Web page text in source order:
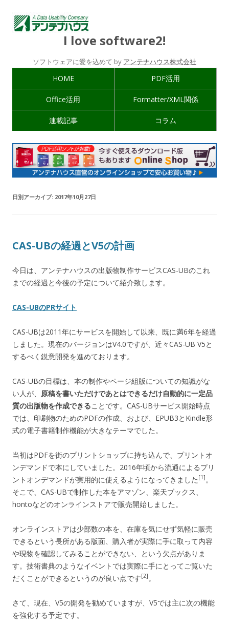
I love software2!
ソフトウェアに愛を込めて by アンテナハウス株式会社
HOME PDF活用
Office活用 Formatter/XML関係
連載記事 コラム
日別アーカイブ: 2017年10月27日
CAS-UBの経過とV5の計画
今日は、アンテナハウスの出版物制作サービスCAS-UBのこれ
までの経過と今後の予定について紹介致します。
CAS-UBのPRサイト
CAS-UBは2011年にサービスを開始して以来、既に満6年を経過
しました。現在のバージョンはV4.0ですが、近々CAS-UB V5と
するべく鋭意開発を進めております。
CAS-UBの目標は、本の制作やページ組版についての知識がな
い人が、
原稿を書いただけであとはできるだけ自動的に一定品
質の出版物を作成できることです。CAS-UBサービス開始時点
では、印刷物のためのPDFの作成、および、EPUB3とKindle形
式の電子書籍制作機能が大きなテーマでした。
当初はPDFを街のプリントショップに持ち込んで、プリントオ
ンデマンドで本にしていました。2016年頃から流通によるプリ
ントオンデマンドが実用的に使えるようになってきました [1] 。
そこで、CAS-UBで制作した本をアマゾン、楽天ブックス、
hontoなどのオンラインストアで販売開始しました。
オンラインストアは少部数の本を、在庫を気にせず気軽に販売
できるという長所がある版面、購入者が実際に手に取って内容
や現物を確認してみることができない、という欠点がありま
す。技術書典のようなイベントでは実際に手にとってご覧いた
だくことができるというのが良い点です[2] 。
さて、現在、V5の開発を勧めていますが、V5では主に次の機能
を強化する予定です。